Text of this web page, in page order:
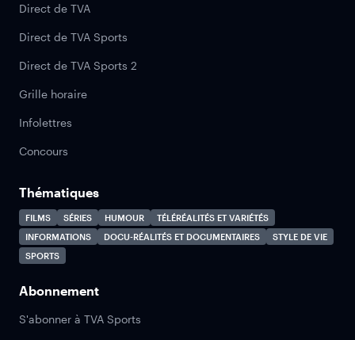
Direct de TVA
Direct de TVA Sports
Direct de TVA Sports 2
Grille horaire
Infolettres
Concours
Thématiques
FILMS SÉRIES HUMOUR
TÉLÉRÉALITÉS ET VARIÉTÉS
INFORMATIONS
DOCU-RÉALITÉS ET DOCUMENTAIRES
STYLE DE VIE
SPORTS
Abonnement
S'abonner à TVA Sports